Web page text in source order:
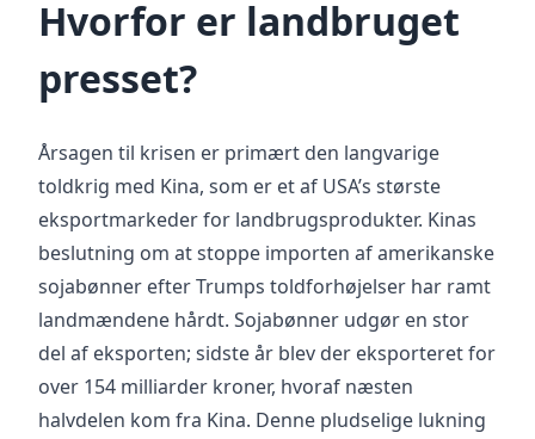
Hvorfor er landbruget
presset?
Årsagen til krisen er primært den langvarige
toldkrig med Kina, som er et af USA’s største
eksportmarkeder for landbrugsprodukter. Kinas
beslutning om at stoppe importen af amerikanske
sojabønner efter Trumps toldforhøjelser har ramt
landmændene hårdt. Sojabønner udgør en stor
del af eksporten; sidste år blev der eksporteret for
over 154 milliarder kroner, hvoraf næsten
halvdelen kom fra Kina. Denne pludselige lukning